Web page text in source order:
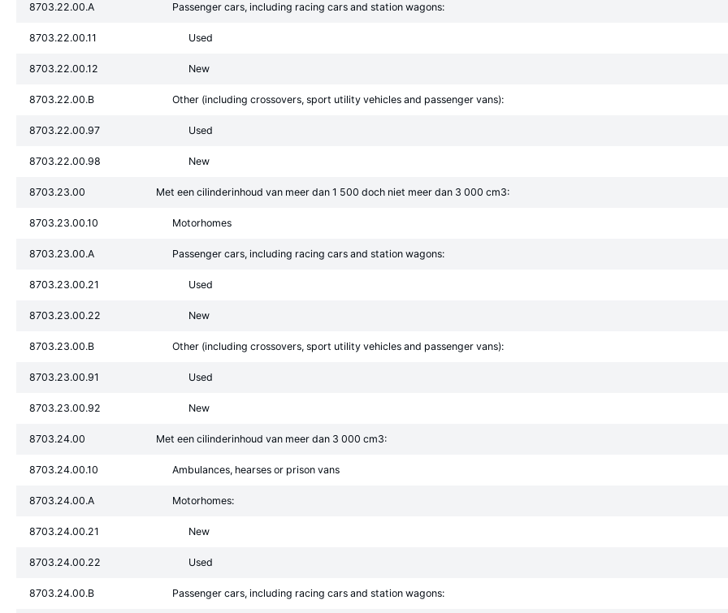
8703.22.00.A Passenger cars, including racing cars and station wagons:
8703.22.00.11 Used
8703.22.00.12 New
8703.22.00.B Other (including crossovers, sport utility vehicles and passenger vans):
8703.22.00.97 Used
8703.22.00.98 New
8703.23.00 Met een cilinderinhoud van meer dan 1 500 doch niet meer dan 3 000 cm3:
8703.23.00.10 Motorhomes
8703.23.00.A Passenger cars, including racing cars and station wagons:
8703.23.00.21 Used
8703.23.00.22 New
8703.23.00.B Other (including crossovers, sport utility vehicles and passenger vans):
8703.23.00.91 Used
8703.23.00.92 New
8703.24.00 Met een cilinderinhoud van meer dan 3 000 cm3:
8703.24.00.10 Ambulances, hearses or prison vans
8703.24.00.A Motorhomes:
8703.24.00.21 New
8703.24.00.22 Used
8703.24.00.B Passenger cars, including racing cars and station wagons: